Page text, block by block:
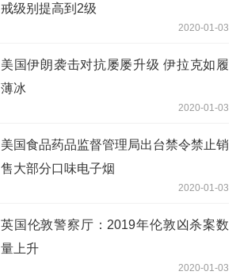
戒级别提高到2级
2020-01-03
美国伊朗袭击对抗屡屡升级 伊拉克如履
薄冰
2020-01-03
美国食品药品监督管理局出台禁令禁止销
售大部分口味电子烟
2020-01-03
英国伦敦警察厅：2019年伦敦凶杀案数
量上升
2020-01-03